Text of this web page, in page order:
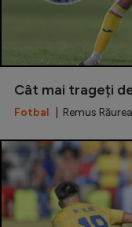
Cât mai trageți
Fotbal | Remus